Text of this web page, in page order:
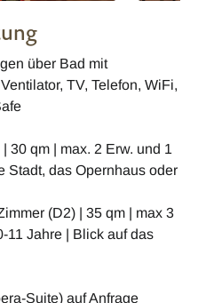
über Bad mit
TV, Telefon, WiFi,
30 qm | max. 2 Erw. und 1
Stadt, das Opernhaus oder
(D2) | 35 qm | max 3
11 Jahre | Blick auf das
Suite) auf Anfrage